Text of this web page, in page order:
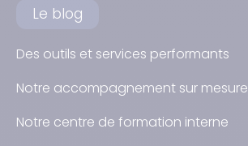
Le blog
Des outils et services performants
Notre accompagnement sur mesure
Notre centre de formation interne